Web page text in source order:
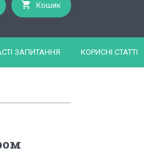
Кошик
ЗАПИТАННЯ КОРИСНІ СТАТТІ